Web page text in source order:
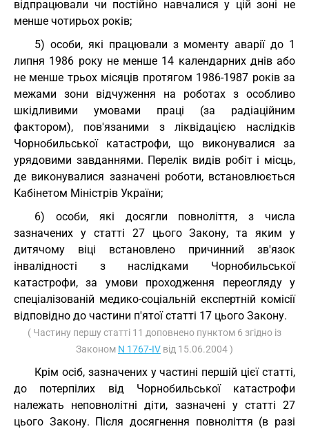
відпрацювали чи постійно навчалися у цій зоні не
менше чотирьох років;
5) особи, які працювали з моменту аварії до 1
липня 1986 року не менше 14 календарних днів або
не менше трьох місяців протягом 1986-1987 років за
межами зони відчуження на роботах з особливо
шкідливими умовами праці (за радіаційним
фактором), пов'язаними з ліквідацією наслідків
Чорнобильської катастрофи, що виконувалися за
урядовими завданнями. Перелік видів робіт і місць,
де виконувалися зазначені роботи, встановлюється
Кабінетом Міністрів України;
6) особи, які досягли повноліття, з числа
зазначених у статті 27 цього Закону, та яким у
дитячому віці встановлено причинний зв'язок
інвалідності з наслідками Чорнобильської
катастрофи, за умови проходження переогляду у
спеціалізованій медико-соціальній експертній комісії
відповідно до частини п'ятої статті 17 цього Закону.
( Частину першу статті 11 доповнено пунктом 6 згідно із
Законом N 1767-IV від 15.06.2004 )
Крім осіб, зазначених у частині першій цієї статті,
до потерпілих від Чорнобильської катастрофи
належать неповнолітні діти, зазначені у статті 27
цього Закону. Після досягнення повноліття (в разі